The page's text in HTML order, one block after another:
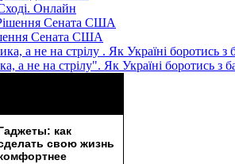
Онлайн
Сената США
а не на стрілу". Як Україні боротись з